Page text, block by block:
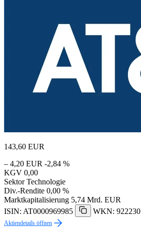
143,60 EUR
– 4,20 EUR -2,84 %
KGV 0,00
Sektor Technologie
Div.-Rendite 0,00 %
Marktkapitalisierung 5,74 Mrd. EUR
ISIN: AT0000969985
WKN: 922230
Aktiendetails öffnen